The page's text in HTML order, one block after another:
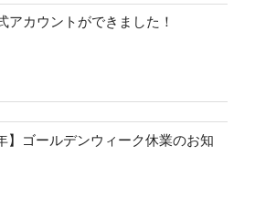
アカウントができました！
】ゴールデンウィーク休業のお知